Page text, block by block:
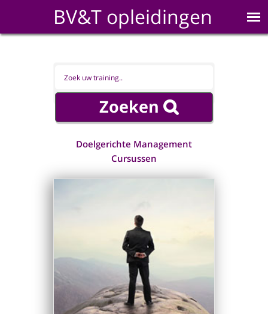
BV&T opleidingen
Doelgerichte Management
Cursussen